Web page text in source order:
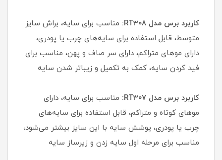
کاربرد برس مدل RT308:
مناسب برای سایه، براش سایز
متوسط، قابل استفاده برای سایه‌های چرب یا پودری،
دارای موهای متراکم، دارای سر صاف و پهن، مناسب برای
فید کردن سایه، کمک به تکمیل و زیباتر شدن سایه
کاربرد برس مدل RT307:
مناسب برای سایه، دارای
موهای کوتاه و متراکم، قابل استفاده برای سایه‌های
چرب یا پودری، پوشش سایه با این سایز بیشتر می‌شود،
مناسب برای مرحله اول سایه زدن و زیرساز سایه